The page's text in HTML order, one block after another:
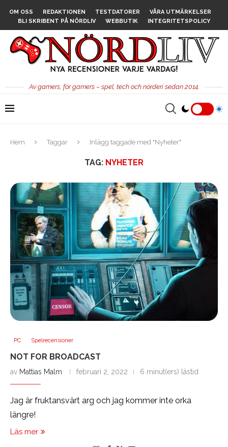
OM OSS REDAKTIONEN TESTDATORER
VÅRA UTMÄRKELSER
BLI SKRIBENT PÅ NÖRDLIV
WEBBUTIK INTEGRITETSPOLICY
Av gamers, för gamers – spel, tech och nörderi sedan 2014.
Hem Taggar Inlägg taggade med "Nyheter"
TAG: NYHETER
PC Spelrecensioner
NOT FOR BROADCAST
av Mattias Malm februari 2, 2022 6 minut(ers) lästid
Jag är fruktansvärt arg och jag kommer inte orka
längre!
Läs mer